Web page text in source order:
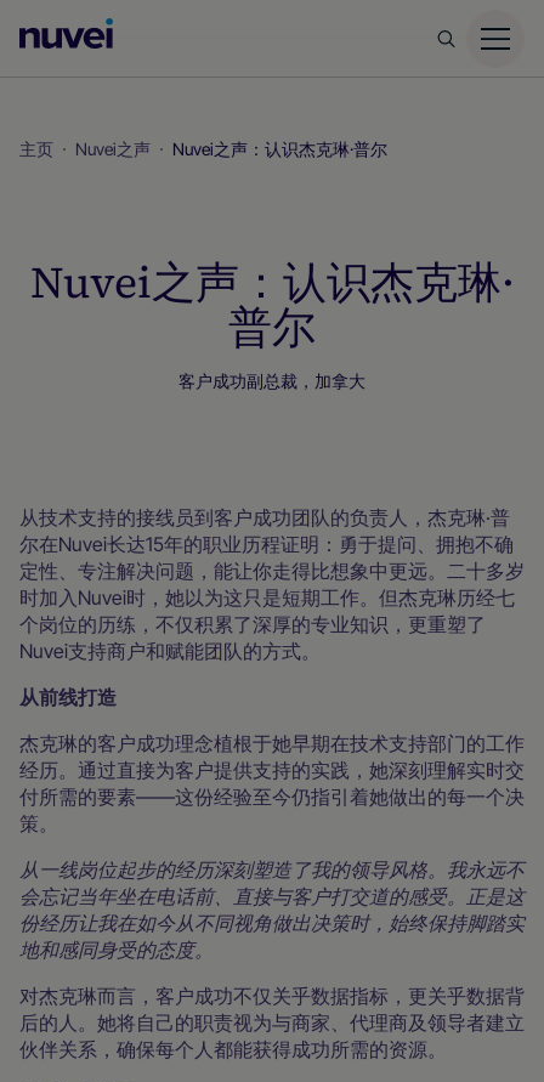
主
主页 Nuvei之声 Nuvei之声：认识杰克琳·普尔
Nuvei之声：认识杰克琳·
普尔
客户成功副总裁，加拿大
从技术支持的接线员到客户成功团队的负责人，杰克琳·普
尔在Nuvei长达15年的职业历程证明：勇于提问、拥抱不确
定性、专注解决问题，能让你走得比想象中更远。二十多岁
时加入Nuvei时，她以为这只是短期工作。但杰克琳历经七
个岗位的历练，不仅积累了深厚的专业知识，更重塑了
Nuvei支持商户和赋能团队的方式。
从前线打造
杰克琳的客户成功理念植根于她早期在技术支持部门的工作
经历。通过直接为客户提供支持的实践，她深刻理解实时交
付所需的要素——这份经验至今仍指引着她做出的每一个决
策。
从一线岗位起步的经历深刻塑造了我的领导风格。我永远不
会忘记当年坐在电话前、直接与客户打交道的感受。正是这
份经历让我在如今从不同视角做出决策时，始终保持脚踏实
地和感同身受的态度。
对杰克琳而言，客户成功不仅关乎数据指标，更关乎数据背
后的人。她将自己的职责视为与商家、代理商及领导者建立
伙伴关系，确保每个人都能获得成功所需的资源。